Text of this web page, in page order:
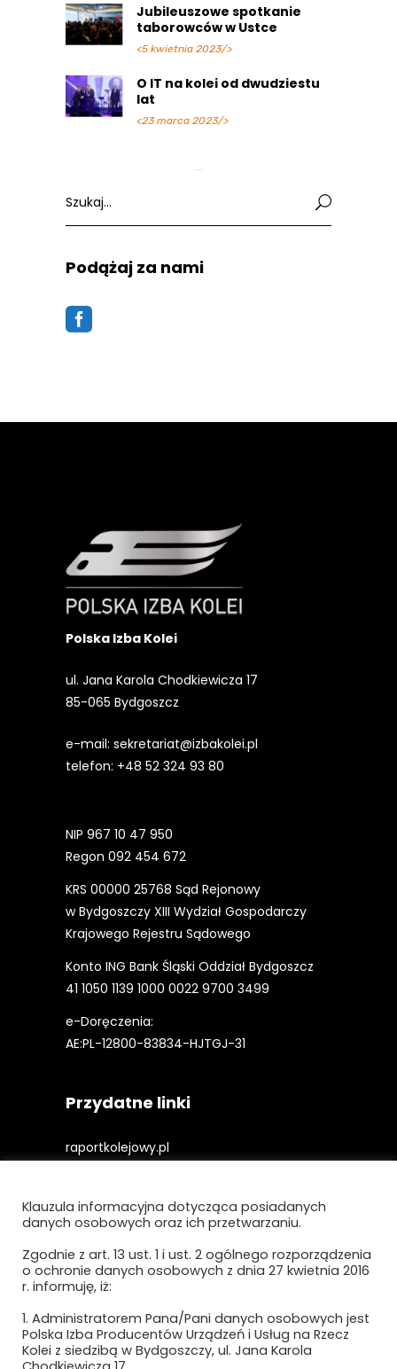
Jubileuszowe spotkanie
taborowców w Ustce
<5 kwietnia 2023/>
O IT na kolei od dwudziestu
lat
<23 marca 2023/>
for:
Podążaj za nami
Polska Izba Kolei
ul. Jana Karola Chodkiewicza 17
85-065 Bydgoszcz
e-mail: sekretariat@izbakolei.pl
telefon: +48 52 324 93 80
NIP 967 10 47 950
Regon 092 454 672
KRS 00000 25768 Sąd Rejonowy
w Bydgoszczy XIII Wydział Gospodarczy
Krajowego Rejestru Sądowego
Konto ING Bank Śląski Oddział Bydgoszcz
41 1050 1139 1000 0022 9700 3499
e-Doręczenia:
AE:PL-12800-83834-HJTGJ-31
Przydatne linki
raportkolejowy.pl
kolejowefirmy.pl
Polityka prywatności i cookies
Regulamin strony
Klauzula informacyjna dotycząca posiadanych
danych osobowych oraz ich przetwarzaniu.
Zgodnie z art. 13 ust. 1 i ust. 2 ogólnego rozporządzenia
o ochronie danych osobowych z dnia 27 kwietnia 2016
r. informuję, iż:
1. Administratorem Pana/Pani danych osobowych jest
Polska Izba Producentów Urządzeń i Usług na Rzecz
Kolei z siedzibą w Bydgoszczy, ul. Jana Karola